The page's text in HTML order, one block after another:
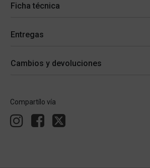
Ficha técnica
Entregas
Cambios y devoluciones
Compartílo vía